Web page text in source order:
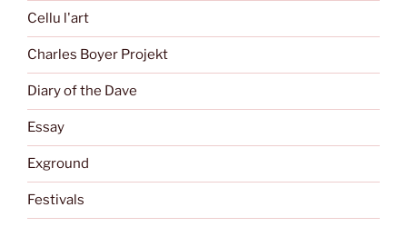
Cellu l'art
Charles Boyer Projekt
Diary of the Dave
Essay
Exground
Festivals